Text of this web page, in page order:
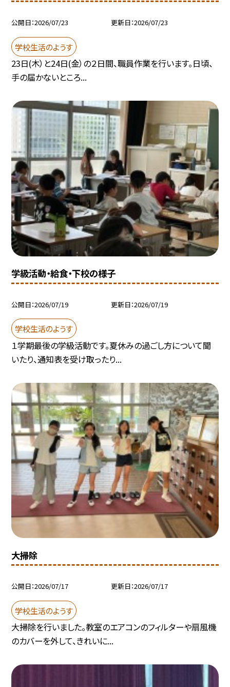
公開日 2026/07/23 更新日 2026/07/23
学校生活のようす
23日(木）と24日(金）の２日間、職員作業を行います。日頃、
手の届かないところ...
学級活動・給食・下校の様子
公開日 2026/07/19 更新日 2026/07/19
学校生活のようす
１学期最後の学級活動です。夏休みの過ごし方について聞
いたり、通知表を受け取ったり...
大掃除
公開日 2026/07/17 更新日 2026/07/17
学校生活のようす
大掃除を行いました。教室のエアコンのフィルターや扇風機
のカバーを外して、きれいに...